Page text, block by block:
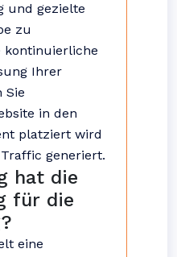
und gezielte
zu
kontinuierliche
Ihrer
Sie
in den
platziert wird
generiert.
hat die
für die
eine